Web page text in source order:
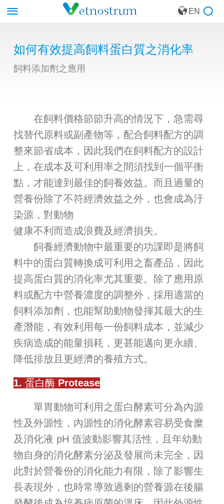
EN
如何有效提高飼料蛋白質之消化率
飼料添加劑之應用
在飼料價格節節升高的情況下，急需尋
找替代原料或副產物等，配合飼料配方的調
整來節省成本，因此我們在飼料配方的設計
上，在成本及可利用率之間須找到一個平衡
點，才能達到最佳的飼養效益。而且過量的
營養份除了不符經濟效益之外，也會成為汙
染源，對動物
健康不利而造成浪費及經濟損失。
飼養經濟動物中最重要的功課即是將飼
料中的蛋白質轉換成可利用之畜產品，因此
提高蛋白質的消化率尤其重要。除了應用原
料或配方中營養濃度的調整外，採用適當的
飼料添加劑，也能幫助動物發揮其最大的生
產潛能，有效利用每一份飼料成本，並減少
疾病造成的能量損耗，更甚能邁向更永續、
降低排放且更經濟的養殖方式。
1. 蛋白酶 Protease
單胃動物可利用之蛋白酵素可分為內源
性及外源性，內源性的消化酵素容易受食糜
及消化液 pH 值波動影響其活性，且年幼動
物自身的消化酵素分泌及發展尚未完全，因
此對於營養份的消化能力有限，除了影響生
長表現外，也時常導致過剩的營養源在後腸